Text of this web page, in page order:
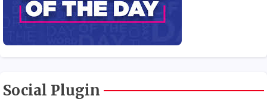
Social Plugin